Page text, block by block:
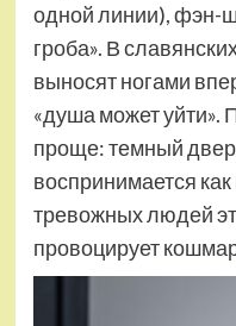
одной линии), фэн-
гроба». В
выносят ногами
«душа может уйти».
проще: темный
воспринимается
тревожных людей
провоцирует